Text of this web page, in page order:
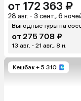
от 172 363 ₽
28 авг. - 3 сент., 6
Выгодные туры на
от 275 708 ₽
13 авг. - 21 авг., 8 н.
Кешбэк + 5 310